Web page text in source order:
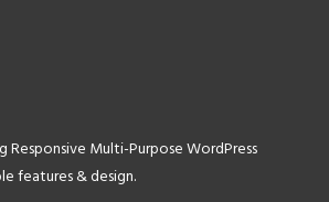
Responsive Multi-Purpose WordPress
features & design.